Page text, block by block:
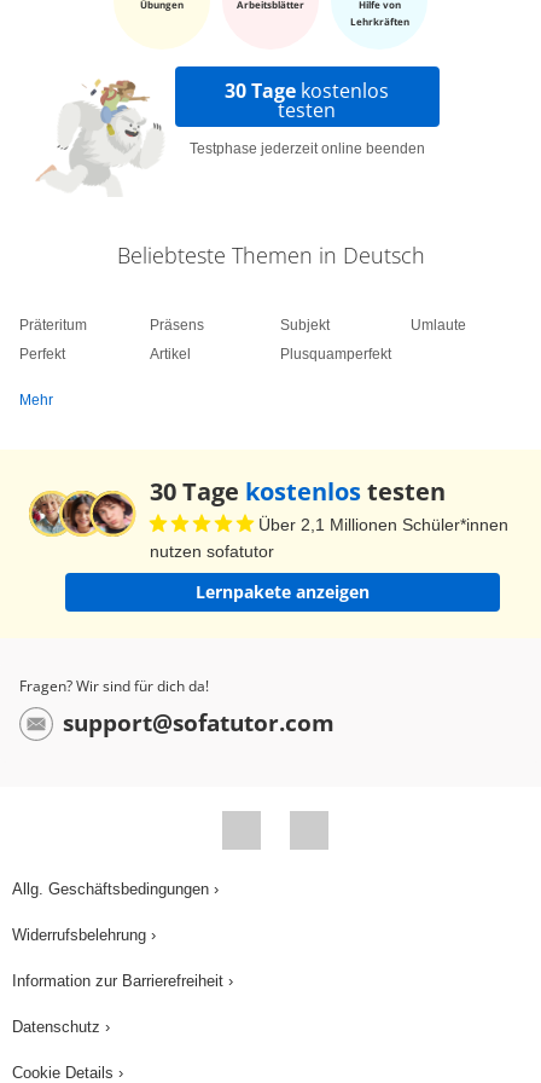
Übungen Arbeitsblätter
Hilfe von
Lehrkräften
30 Tage kostenlos
testen
Testphase jederzeit online beenden
Beliebteste Themen in Deutsch
Präteritum
Perfekt
Präsens
Artikel
Subjekt
Plusquamperfekt
Umlaute
Mehr
30 Tage kostenlostesten
Über 2,1 Millionen Schüler*innen
nutzen sofatutor
Lernpakete anzeigen
Fragen? Wir sind für dich da!
support@sofatutor.com
Allg. Geschäftsbedingungen ›
Widerrufsbelehrung ›
Information zur Barrierefreiheit ›
Datenschutz ›
Cookie Details ›